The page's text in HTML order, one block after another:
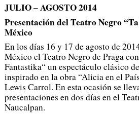
JULIO – AGOSTO 2014
Presentación del Teatro Negro
México
En los días 16 y 17 de agosto de
México el Teatro Negro de Praga
Fantastika“ un espectáculo clásico
inspirado en la obra “Alicia en el
Lewis Carrol. En esta ocasión se
presentaciones en dos días en el
Naucalpan.